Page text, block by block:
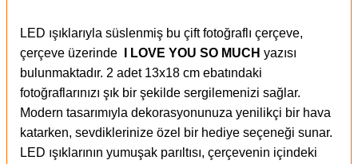
LED ışıklarıyla süslenmiş bu çift fotoğraflı çerçeve,
çerçeve üzerinde
I LOVE YOU SO MUCH yazısı
bulunmaktadır. 2 adet 13x18 cm ebatındaki
fotoğraflarınızı şık bir şekilde sergilemenizi sağlar.
Modern tasarımıyla dekorasyonunuza yenilikçi bir hava
katarken, sevdiklerinize özel bir hediye seçeneği sunar.
LED ışıklarının yumuşak parıltısı, çerçevenin içindeki